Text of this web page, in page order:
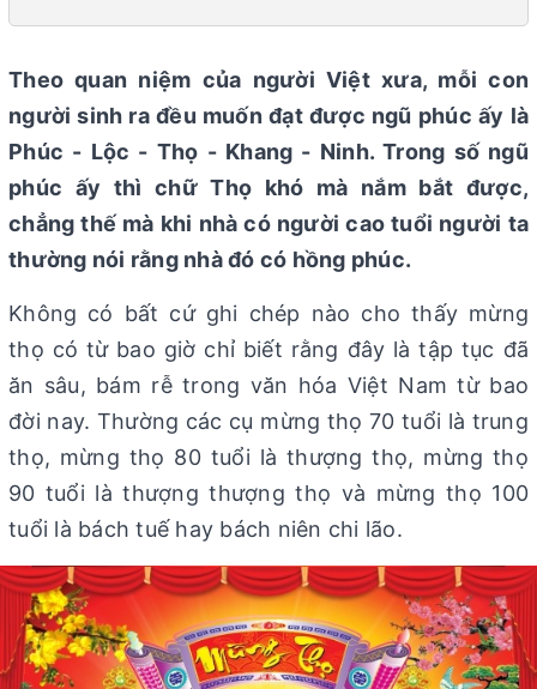
Theo quan niệm của người Việt xưa, mỗi con
người sinh ra đều muốn đạt được ngũ phúc ấy là
Phúc - Lộc - Thọ - Khang - Ninh. Trong số ngũ
phúc ấy thì chữ Thọ khó mà nắm bắt được,
chẳng thế mà khi nhà có người cao tuổi người ta
thường nói rằng nhà đó có hồng phúc.
Không có bất cứ ghi chép nào cho thấy mừng
thọ có từ bao giờ chỉ biết rằng đây là tập tục đã
ăn sâu, bám rễ trong văn hóa Việt Nam từ bao
đời nay. Thường các cụ mừng thọ 70 tuổi là trung
thọ, mừng thọ 80 tuổi là thượng thọ, mừng thọ
90 tuổi là thượng thượng thọ và mừng thọ 100
tuổi là bách tuế hay bách niên chi lão.